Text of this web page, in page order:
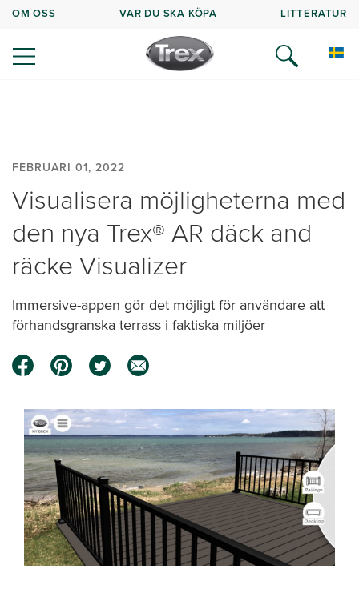
OM OSS VAR DU SKA KÖPA LITTERATUR
FEBRUARI 01, 2022
Visualisera möjligheterna med
den nya Trex® AR däck and
räcke Visualizer
Immersive-appen gör det möjligt för användare att
förhandsgranska terrass i faktiska miljöer